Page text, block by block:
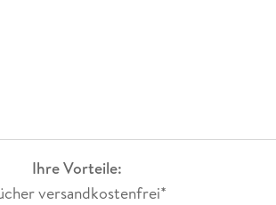
Ihre Vorteile:
versandkostenfrei*